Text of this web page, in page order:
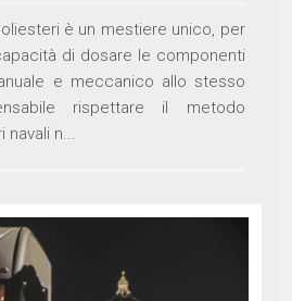
è un mestiere unico, per
di dosare le componenti
e meccanico allo stesso
rispettare il metodo
navali n...